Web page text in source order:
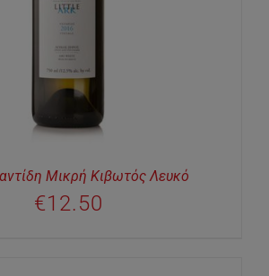
Μικρή Κιβωτός Λευκό
€12.50